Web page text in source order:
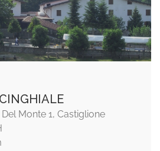
Monte 1, Castiglione